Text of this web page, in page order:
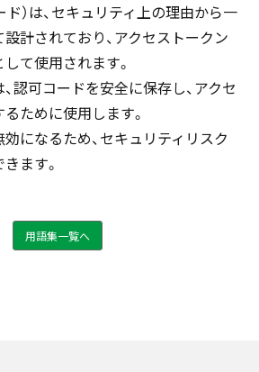
）は、セキュリティ上の理由から一
計されており、アクセストークン
て使用されます。
認可コードを安全に保存し、アクセ
ために使用します。
になるため、セキュリティリスク
ます。
用語集一覧へ